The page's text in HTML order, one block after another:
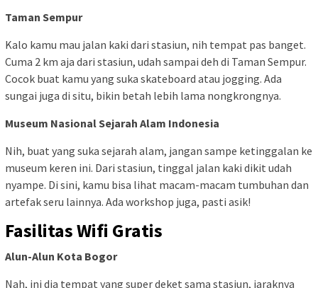
Taman Sempur
Kalo kamu mau jalan kaki dari stasiun, nih tempat pas banget.
Cuma 2 km aja dari stasiun, udah sampai deh di Taman Sempur.
Cocok buat kamu yang suka skateboard atau jogging. Ada
sungai juga di situ, bikin betah lebih lama nongkrongnya.
Museum Nasional Sejarah Alam Indonesia
Nih, buat yang suka sejarah alam, jangan sampe ketinggalan ke
museum keren ini. Dari stasiun, tinggal jalan kaki dikit udah
nyampe. Di sini, kamu bisa lihat macam-macam tumbuhan dan
artefak seru lainnya. Ada workshop juga, pasti asik!
Fasilitas Wifi Gratis
Alun-Alun Kota Bogor
Nah, ini dia tempat yang super deket sama stasiun, jaraknya